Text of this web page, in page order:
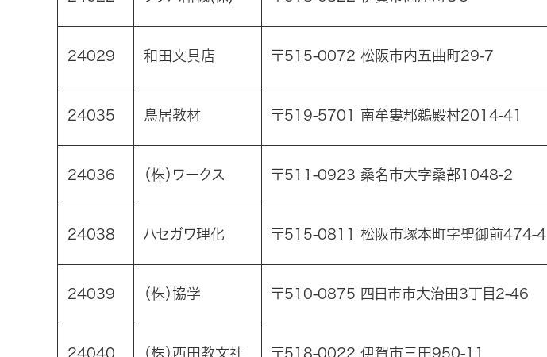
24029 和田文具店 〒515-0072 松阪市内五曲町29-7
24035 鳥居教材 〒519-5701 南牟婁郡鵜殿村2014-41
24036 （株）ワークス 〒511-0923 桑名市大字桑部1048-2
24038 ハセガワ理化 〒515-0811 松阪市塚本町字聖御前474-4
24039 （株）協学 〒510-0875 四日市市大治田3丁目2-46
24040 （株）西田教文社 〒518-0022 伊賀市三田950-11